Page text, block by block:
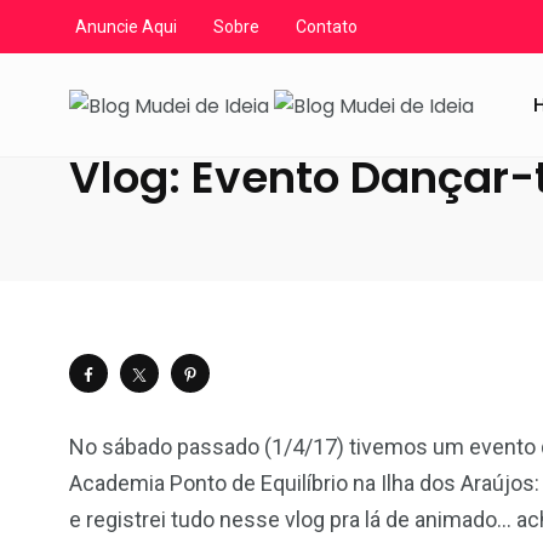
Anuncie Aqui Sobre Contato
Blog Mudei de Ideia / Artigos / YouTube
Vlog: Evento
No sábado passado (1/4/17) tivemos um evento
Academia Ponto de Equilíbrio na Ilha dos Araújos:
e registrei tudo nesse vlog pra lá de animado…